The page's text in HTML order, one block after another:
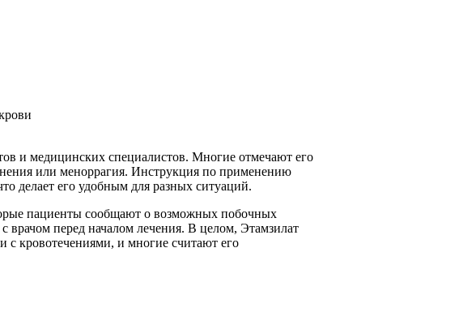
и медицинских специалистов. Многие отмечают его
или меноррагия. Инструкция по применению
делает его удобным для разных ситуаций.
пациенты сообщают о возможных побочных
врачом перед началом лечения. В целом, Этамзилат
с кровотечениями, и многие считают его